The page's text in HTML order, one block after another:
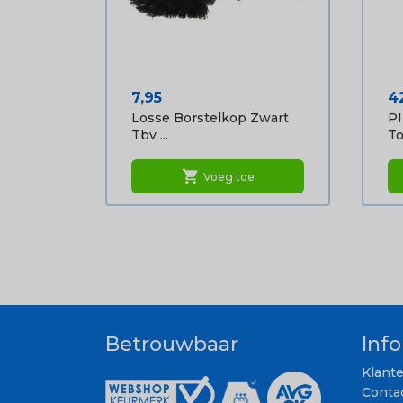
Prijs
7,95
Losse Borstelkop Zwart
Tbv ...
shopping_cart Voeg toe
Betrouwbaar